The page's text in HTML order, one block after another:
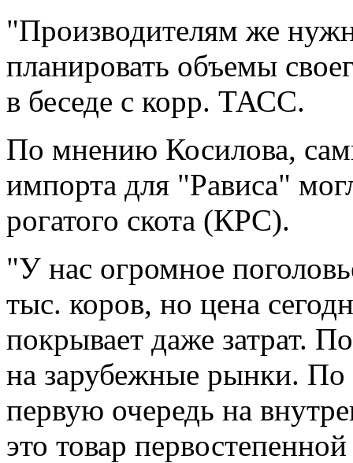
"Производителям же
планировать объемы
в беседе с корр. ТАСС.
По мнению Косилова,
импорта для "Рависа"
рогатого скота (КРС).
"У нас огромное
тыс. коров, но цена
покрывает даже затрат.
на зарубежные рынки.
первую очередь на
это товар